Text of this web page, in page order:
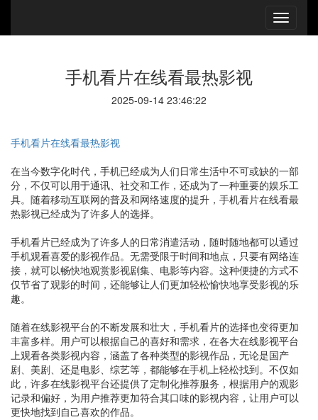
手机看片在线看最热影视
2025-09-14 23:46:22
手机看片在线看最热影视
在当今数字化时代，手机已经成为人们日常生活中不可或缺的一部
分，不仅可以用于通讯、社交和工作，还成为了一种重要的娱乐工
具。随着移动互联网的普及和网络速度的提升，手机看片在线看最
热影视已经成为了许多人的选择。
手机看片已经成为了许多人的日常消遣活动，随时随地都可以通过
手机观看喜爱的影视作品。无需受限于时间和地点，只要有网络连
接，就可以畅快地观赏影视剧集、电影等内容。这种便捷的方式不
仅节省了观影的时间，还能够让人们更加轻松愉快地享受影视的乐
趣。
随着在线影视平台的不断发展和壮大，手机看片的选择也变得更加
丰富多样。用户可以根据自己的喜好和需求，在各大在线影视平台
上观看各类影视内容，涵盖了各种类型的影视作品，无论是国产
剧、美剧、还是电影、综艺等，都能够在手机上轻松找到。不仅如
此，许多在线影视平台还提供了定制化推荐服务，根据用户的观影
记录和偏好，为用户推荐更加符合其口味的影视内容，让用户可以
更快地找到自己喜欢的作品。